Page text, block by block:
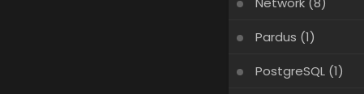
Pardus (1)
PostgreSQL(1)